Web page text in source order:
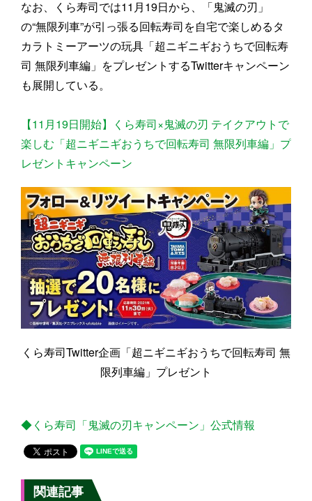
なお、くら寿司では11月19日から、「鬼滅の刃」
の“無限列車”が引っ張る回転寿司を自宅で楽しめるタ
カラトミーアーツの玩具「超ニギニギおうちで回転寿
司 無限列車編」をプレゼントするTwitterキャンペーン
も展開している。
【11月19日開始】くら寿司×鬼滅の刃 テイクアウトで
楽しむ「超ニギニギおうちで回転寿司 無限列車編」プ
レゼントキャンペーン
くら寿司Twitter企画「超ニギニギおうちで回転寿司 無
限列車編」プレゼント
◆くら寿司「鬼滅の刃キャンペーン」公式情報
関連記事